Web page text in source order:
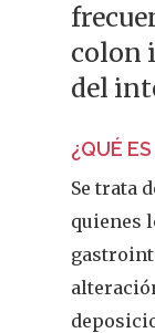
colon
del
¿QUÉ
Se trata
quienes